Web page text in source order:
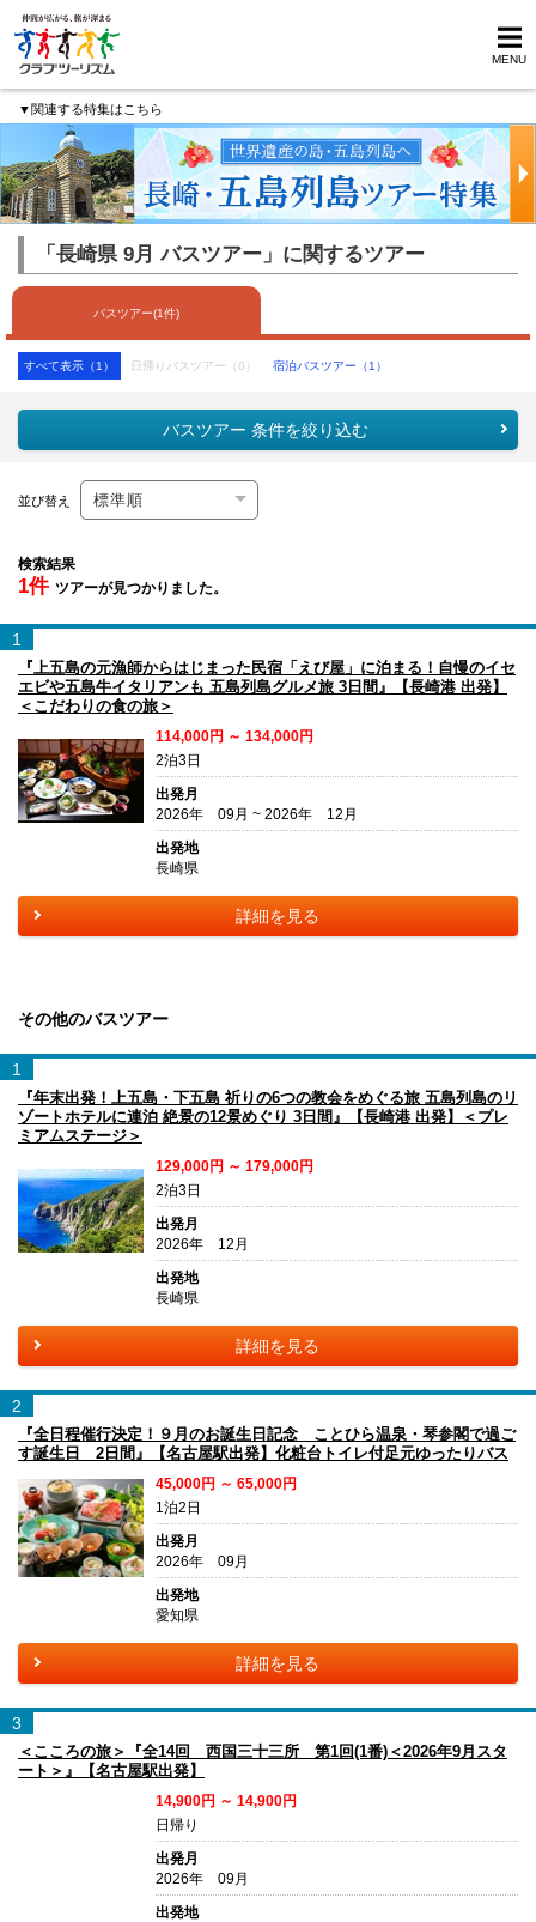
MENU
▼関連する特集はこちら
「長崎県 9月 バスツアー」に関するツアー
バスツアー(1件)
すべて表示（1） 日帰りバスツアー（0） 宿泊バスツアー（1）
バスツアー 条件を絞り込む
並び替え
検索結果
1件 ツアーが見つかりました。
1
『上五島の元漁師からはじまった民宿「えび屋」に泊まる！自慢のイセ
エビや五島牛イタリアンも 五島列島グルメ旅 3日間』【長崎港 出発】
＜こだわりの食の旅＞
114,000円 ～ 134,000円
2泊3日
出発月
2026年 09月 ~ 2026年 12月
出発地
長崎県
詳細を見る
その他のバスツアー
1
『年末出発！上五島・下五島 祈りの6つの教会をめぐる旅 五島列島のリ
ゾートホテルに連泊 絶景の12景めぐり 3日間』【長崎港 出発】＜プレ
ミアムステージ＞
129,000円 ～ 179,000円
2泊3日
出発月
2026年 12月
出発地
長崎県
詳細を見る
2
『全日程催行決定！９月のお誕生日記念 ことひら温泉・琴参閣で過ご
す誕生日 2日間』【名古屋駅出発】化粧台トイレ付足元ゆったりバス
45,000円 ～ 65,000円
1泊2日
出発月
2026年 09月
出発地
愛知県
詳細を見る
3
＜こころの旅＞『全14回 西国三十三所 第1回(1番)＜2026年9月スタ
ート＞』【名古屋駅出発】
14,900円 ～ 14,900円
日帰り
出発月
2026年 09月
出発地